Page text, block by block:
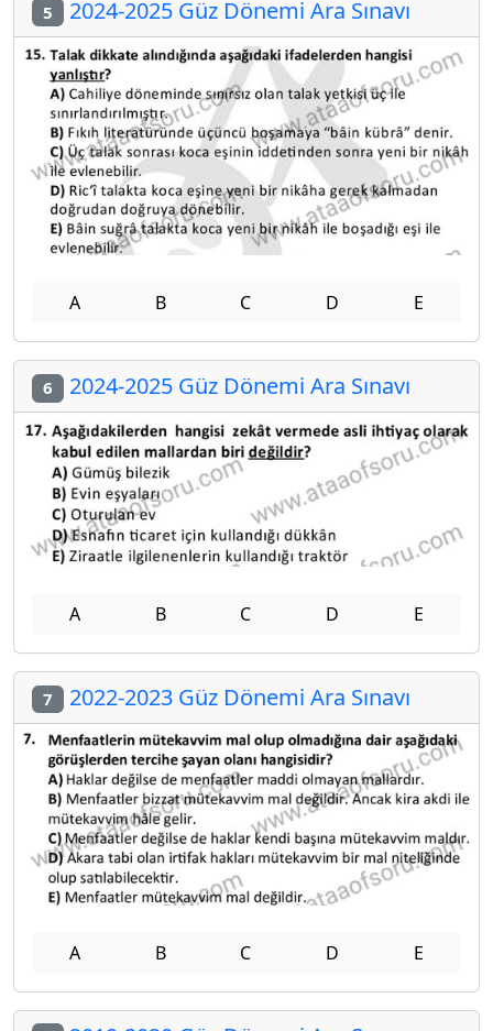
5 2024-2025 Güz Dönemi Ara Sınavı
A B C D E
6 2024-2025 Güz Dönemi Ara Sınavı
A B C D E
7 2022-2023 Güz Dönemi Ara Sınavı
A B C D E